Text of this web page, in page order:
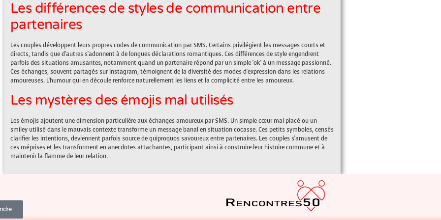
Les différences de styles de communication entre
partenaires
Les couples développent leurs propres codes de communication par SMS. Certains privilégient les messages courts et
directs, tandis que d'autres s'adonnent à de longues déclarations romantiques. Ces différences de style engendrent
parfois des situations amusantes, notamment quand un partenaire répond par un simple 'ok' à un message passionné.
Ces échanges, souvent partagés sur Instagram, témoignent de la diversité des modes d'expression dans les relations
amoureuses. L'humour qui en découle renforce naturellement les liens et la complicité entre les amoureux.
Les mystères des émojis mal utilisés
Les émojis ajoutent une dimension particulière aux échanges amoureux par SMS. Un simple cœur mal placé ou un
smiley utilisé dans le mauvais contexte transforme un message banal en situation cocasse. Ces petits symboles, censés
clarifier les intentions, deviennent parfois source de quiproquos savoureux entre partenaires. Les couples s'amusent de
ces méprises et les transforment en anecdotes attachantes, participant ainsi à construire leur histoire commune et à
maintenir la flamme de leur relation.